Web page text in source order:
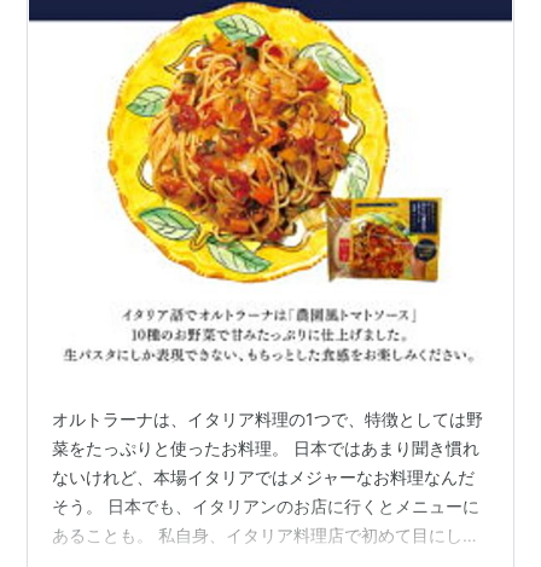
オルトラーナは、イタリア料理の1つで、特徴としては野
菜をたっぷりと使ったお料理。 日本ではあまり聞き慣れ
ないけれど、本場イタリアではメジャーなお料理なんだ
そう。 日本でも、イタリアンのお店に行くとメニューに
あることも。 私自身、イタリア料理店で初めて目にした